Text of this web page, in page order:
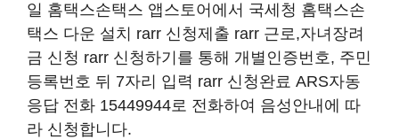
일 홈택스손택스 앱스토어에서 국세청 홈택스손
택스 다운 설치 rarr 신청제출 rarr 근로,자녀장려
금 신청 rarr 신청하기를 통해 개별인증번호, 주민
등록번호 뒤 7자리 입력 rarr 신청완료 ARS자동
응답 전화 15449944로 전화하여 음성안내에 따
라 신청합니다.